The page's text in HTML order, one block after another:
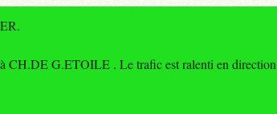
CH.DE G.ETOILE . Le trafic est ralenti en